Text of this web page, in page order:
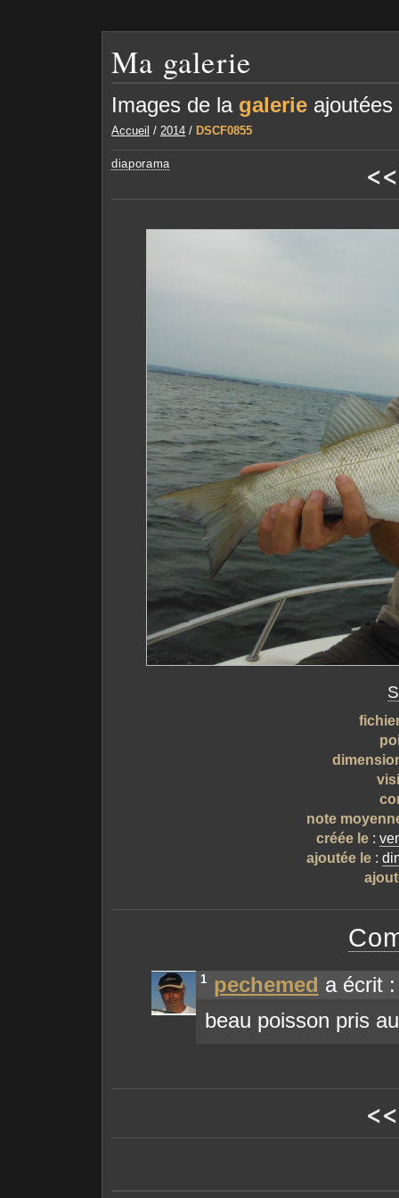
Ma galerie
Images de la galerie ajoutées
Accueil / 2014 / DSCF0855
diaporama <<
note
créée le :
ajoutée le :
1 pechemed a écrit :
beau poisson pris
<<